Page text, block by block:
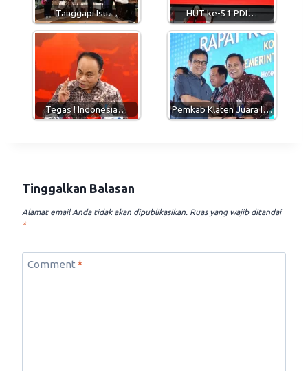
p
m
k
Tanggapi Isu… HUT ke-51 PDI…
Tegas ! Indonesia… Pemkab Klaten Juara I…
Tinggalkan Balasan
Alamat email Anda tidak akan dipublikasikan. Ruas yang wajib ditandai
*
Comment *